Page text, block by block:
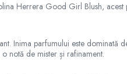
Herrera Good Girl Blush, acest
Inima parfumului este dominată
notă de mister și rafinament.